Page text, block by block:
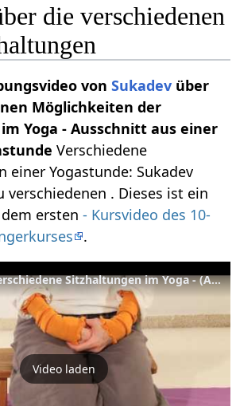
die verschiedenen
vonSukadev über
Möglichkeiten der
Yoga - Ausschnitt aus einer
Verschiedene
einer Yogastunde: Sukadev
verschiedenen . Dieses ist ein
ersten- Kursvideo des 10-
.
Sitzhaltungen, verschiedene Sitzhaltungen im Yoga - (Auszug aus einer Yoga Anfängerstunde)
Video laden